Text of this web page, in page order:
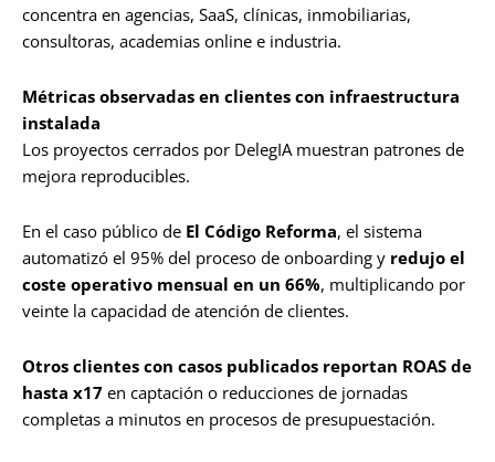
concentra en agencias, SaaS, clínicas, inmobiliarias,
consultoras, academias online e industria.
Métricas observadas en clientes con infraestructura
instalada
Los proyectos cerrados por DelegIA muestran patrones de
mejora reproducibles.
En el caso público de El Código Reforma, el sistema
automatizó el 95% del proceso de onboarding y redujo el
coste operativo mensual en un 66%, multiplicando por
veinte la capacidad de atención de clientes.
Otros clientes con casos publicados reportan ROAS de
hasta x17 en captación o reducciones de jornadas
completas a minutos en procesos de presupuestación.